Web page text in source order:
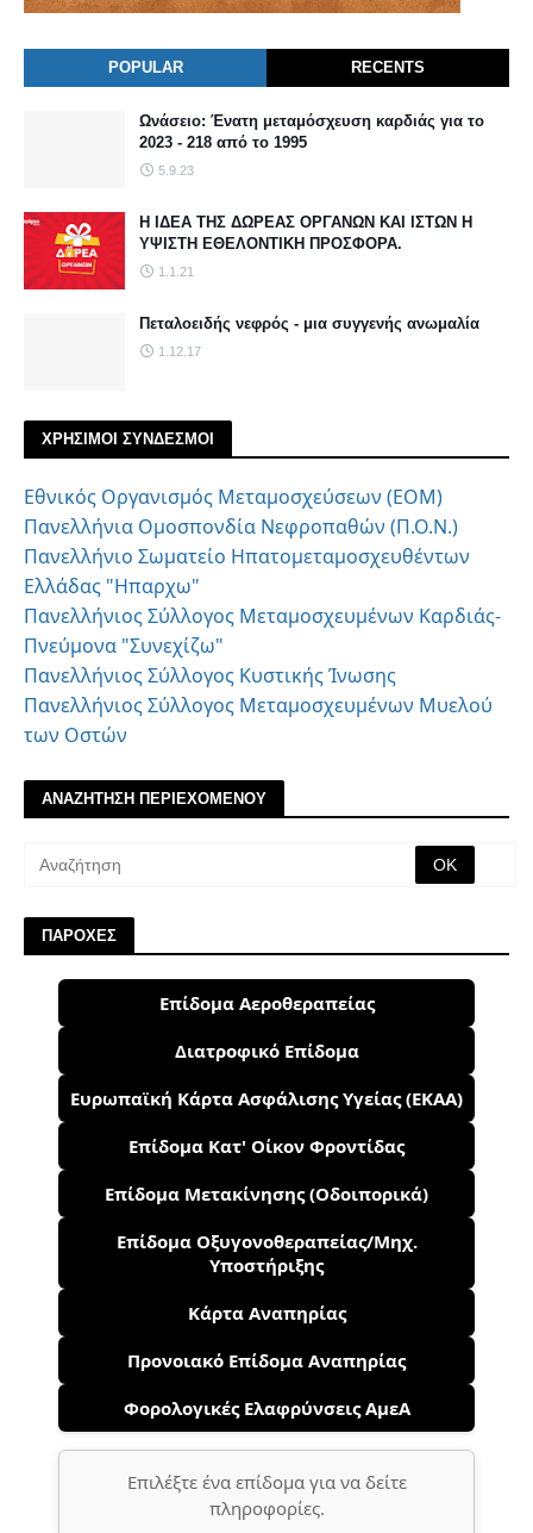
POPULAR RECENTS
Ωνάσειο: Ένατη μεταμόσχευση καρδιάς για το
2023 - 218 από το 1995
5.9.23
Η ΙΔΕΑ ΤΗΣ ΔΩΡΕΑΣ ΟΡΓΑΝΩΝ ΚΑΙ ΙΣΤΩΝ Η
ΥΨΙΣΤΗ ΕΘΕΛΟΝΤΙΚΗ ΠΡΟΣΦΟΡΑ.
1.1.21
Πεταλοειδής νεφρός - μια συγγενής ανωμαλία
1.12.17
ΧΡΗΣΙΜΟΙ ΣΥΝΔΕΣΜΟΙ
Εθνικός Οργανισμός Μεταμοσχεύσεων (ΕΟΜ)
Πανελλήνια Ομοσπονδία Νεφροπαθών (Π.Ο.Ν.)
Πανελλήνιο Σωματείο Ηπατομεταμοσχευθέντων
Ελλάδας "Ηπαρχω"
Πανελλήνιος Σύλλογος Μεταμοσχευμένων Καρδιάς-
Πνεύμονα "Συνεχίζω"
Πανελλήνιος Σύλλογος Κυστικής Ίνωσης
Πανελλήνιος Σύλλογος Μεταμοσχευμένων Μυελού
των Οστών
ΑΝΑΖΗΤΗΣΗ ΠΕΡΙΕΧΟΜΕΝΟΥ
ΠΑΡΟΧΕΣ
Επίδομα Αεροθεραπείας
Διατροφικό Επίδομα
Ευρωπαϊκή Κάρτα Ασφάλισης Υγείας (ΕΚΑΑ)
Επίδομα Κατ' Οίκον Φροντίδας
Επίδομα Μετακίνησης (Οδοιπορικά)
Επίδομα Οξυγονοθεραπείας/Μηχ.
Υποστήριξης
Κάρτα Αναπηρίας
Προνοιακό Επίδομα Αναπηρίας
Φορολογικές Ελαφρύνσεις ΑμεΑ
Επιλέξτε ένα επίδομα για να δείτε
πληροφορίες.